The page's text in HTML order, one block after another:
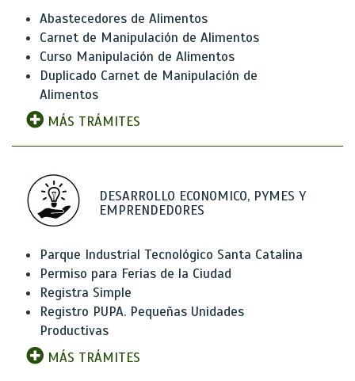
Abastecedores de Alimentos
Carnet de Manipulación de Alimentos
Curso Manipulación de Alimentos
Duplicado Carnet de Manipulación de
Alimentos
MÁS TRÁMITES
DESARROLLO ECONOMICO, PYMES Y
EMPRENDEDORES
Parque Industrial Tecnológico Santa Catalina
Permiso para Ferias de la Ciudad
Registra Simple
Registro PUPA. Pequeñas Unidades
Productivas
MÁS TRÁMITES